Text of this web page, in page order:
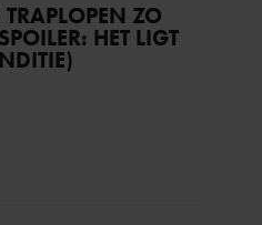
ZO
HET LIGT